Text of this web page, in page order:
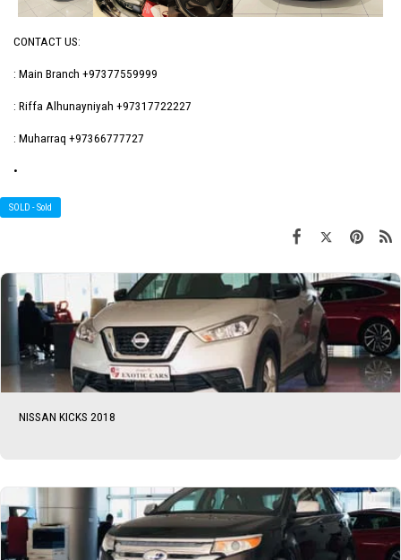
CONTACT US:
: Main Branch +97377559999
: Riffa Alhunayniyah +97317722227
: Muharraq +97366777727
•
SOLD - Sold
NISSAN KICKS 2018